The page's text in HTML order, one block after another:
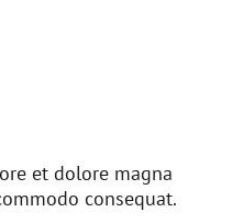
et dolore magna
consequat.